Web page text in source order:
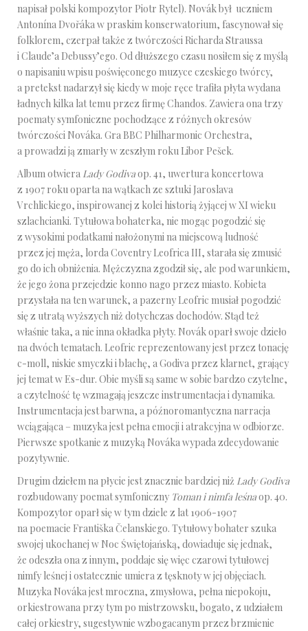
napisał polski kompozytor Piotr Rytel). Novák był uczniem
Antonína Dvořáka w praskim konserwatorium, fascynował się
folklorem, czerpał także z twórczości Richarda Straussa
i Claude’a Debussy’ego. Od dłuższego czasu nosiłem się z myślą
o napisaniu wpisu poświęconego muzyce czeskiego twórcy,
a pretekst nadarzył się kiedy w moje ręce trafiła płyta wydana
ładnych kilka lat temu przez firmę Chandos. Zawiera ona trzy
poematy symfoniczne pochodzące z różnych okresów
twórczości Nováka. Gra BBC Philharmonic Orchestra,
a prowadzi ją zmarły w zeszłym roku Libor Pešek.
Album otwiera Lady Godivaop. 41, uwertura koncertowa
z 1907 roku oparta na wątkach ze sztuki Jaroslava
Vrchlickiego, inspirowanej z kolei historią żyjącej w XI wieku
szlachcianki. Tytułowa bohaterka, nie mogąc pogodzić się
z wysokimi podatkami nałożonymi na miejscową ludność
przez jej męża, lorda Coventry Leofrica III, starała się zmusić
go do ich obniżenia. Mężczyzna zgodził się, ale pod warunkiem,
że jego żona przejedzie konno nago przez miasto. Kobieta
przystała na ten warunek, a pazerny Leofric musiał pogodzić
się z utratą wyższych niż dotychczas dochodów. Stąd też
właśnie taka, a nie inna okładka płyty. Novák oparł swoje dzieło
na dwóch tematach. Leofric reprezentowany jest przez tonację
c-moll, niskie smyczki i blachę, a Godiva przez klarnet, grający
jej temat w Es-dur. Obie myśli są same w sobie bardzo czytelne,
a czytelność tę wzmagają jeszcze instrumentacja i dynamika.
Instrumentacja jest barwna, a późnoromantyczna narracja
wciągająca – muzyka jest pełna emocji i atrakcyjna w odbiorze.
Pierwsze spotkanie z muzyką Nováka wypada zdecydowanie
pozytywnie.
Drugim dziełem na płycie jest znacznie bardziej niż Lady Godiva
rozbudowany poemat symfoniczny Toman i nimfa leśnaop. 40.
Kompozytor oparł się w tym dziele z lat 1906-1907
na poemacie Františka Čelanskiego. Tytułowy bohater szuka
swojej ukochanej w Noc Świętojańską, dowiaduje się jednak,
że odeszła ona z innym, poddaje się więc czarowi tytułowej
nimfy leśnej i ostatecznie umiera z tęsknoty w jej objęciach.
Muzyka Nováka jest mroczna, zmysłowa, pełna niepokoju,
orkiestrowana przy tym po mistrzowsku, bogato, z udziałem
całej orkiestry, sugestywnie wzbogacanym przez brzmienie